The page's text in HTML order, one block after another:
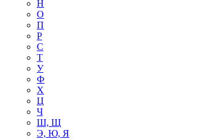
Н
О
П
Р
С
Т
У
Ф
Х
Ц
Ч
Ш, Щ
Э, Ю, Я